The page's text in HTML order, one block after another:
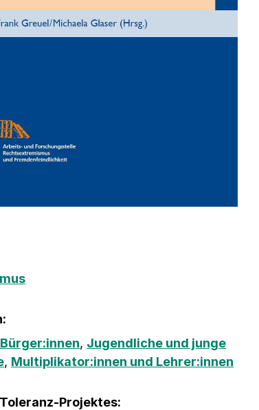
, Jugendliche und junge
, Multiplikator:innen und Lehrer:innen
Projektes: